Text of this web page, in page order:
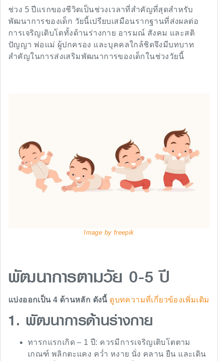
ช่วง 5 ปีแรกของชีวิตเป็นช่วงเวลาที่สำคัญที่สุดสำหรับ
พัฒนาการของเด็ก วัยนี้เปรียบเสมือนรากฐานที่ส่งผลต่อ
การเจริญเติบโตทั้งด้านร่างกาย อารมณ์ สังคม และสติ
ปัญญา พ่อแม่ ผู้ปกครอง และบุคคลใกล้ชิดจึงมีบทบาท
สำคัญในการส่งเสริมพัฒนาการของเด็กในช่วงวัยนี้
Image by freepik
พัฒนาการตามวัย 0-5 ปี
แบ่งออกเป็น 4 ด้านหลัก ดังนี้ ดูบทความที่เกี่ยวข้องเพิ่มเติม
1. พัฒนาการด้านร่างกาย
ทารกแรกเกิด – 1 ปี: ควรมีการเจริญเติบโตตาม
เกณฑ์ พลิกตะแคง คว่ำ หงาย นั่ง คลาน ยืน และเดิน